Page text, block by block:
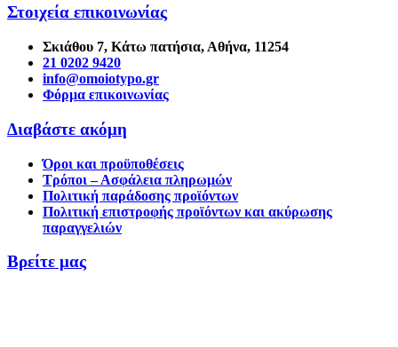
Στοιχεία επικοινωνίας
Σκιάθου 7, Κάτω πατήσια, Αθήνα, 11254
21 0202 9420
info@omoiotypo.gr
Φόρμα επικοινωνίας
Διαβάστε ακόμη
Όροι και προϋποθέσεις
Τρόποι – Ασφάλεια πληρωμών
Πολιτική παράδοσης προϊόντων
Πολιτική επιστροφής προϊόντων και ακύρωσης
παραγγελιών
Βρείτε μας